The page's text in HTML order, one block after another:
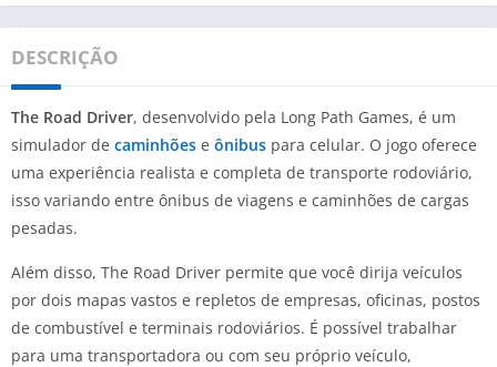
DESCRIÇÃO
The Road Driver, desenvolvido pela Long Path Games, é um
simulador de caminhões e ônibus para celular. O jogo oferece
uma experiência realista e completa de transporte rodoviário,
isso variando entre ônibus de viagens e caminhões de cargas
pesadas.
Além disso, The Road Driver permite que você dirija veículos
por dois mapas vastos e repletos de empresas, oficinas, postos
de combustível e terminais rodoviários. É possível trabalhar
para uma transportadora ou com seu próprio veículo,